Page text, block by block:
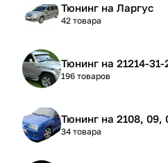
Тюнинг на Ларгус
42 товара
Тюнинг на
196 товаров
Тюнинг на
34 товара